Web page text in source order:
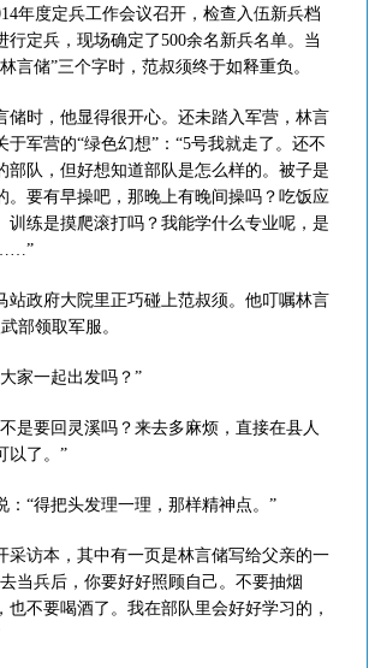
年度定兵工作会议召开，检查入伍新兵档
行定兵，现场确定了500余名新兵名单。当
言储”三个字时，范叔须终于如释重负。
储时，他显得很开心。还未踏入军营，林言
于军营的“绿色幻想”：“5号我就走了。还不
部队，但好想知道部队是怎么样的。被子是
。要有早操吧，那晚上有晚间操吗？吃饭应
训练是摸爬滚打吗？我能学什么专业呢，是
……”
站政府大院里正巧碰上范叔须。他叮嘱林言
部领取军服。
家一起出发吗？”
是要回灵溪吗？来去多麻烦，直接在县人
以了。”
：“得把头发理一理，那样精神点。”
采访本，其中有一页是林言储写给父亲的一
当兵后，你要好好照顾自己。不要抽烟
也不要喝酒了。我在部队里会好好学习的，